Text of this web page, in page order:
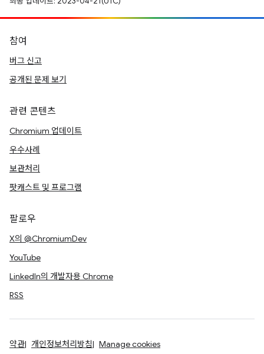
참여
버그 신고
공개된 문제 보기
관련 콘텐츠
Chromium 업데이트
우수사례
보관처리
팟캐스트 및 프로그램
팔로우
X의 @ChromiumDev
YouTube
LinkedIn의 개발자용 Chrome
RSS
약관 개인정보처리방침 Manage cookies